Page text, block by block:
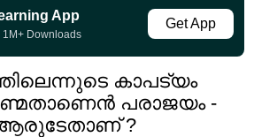
App
1M+ Downloads
Get App
കാപട്യം
പരാജയം -
?